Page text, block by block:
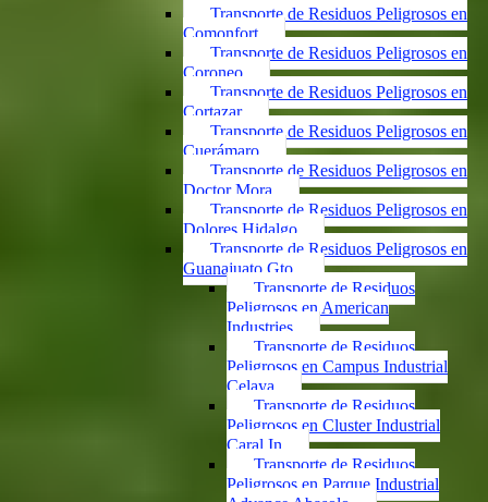
Transporte de Residuos Peligrosos en
Comonfort
Transporte de Residuos Peligrosos en
Coroneo
Transporte de Residuos Peligrosos en
Cortazar
Transporte de Residuos Peligrosos en
Cuerámaro
Transporte de Residuos Peligrosos en
Doctor Mora
Transporte de Residuos Peligrosos en
Dolores Hidalgo
Transporte de Residuos Peligrosos en
Guanajuato Gto.
Transporte de Residuos
Peligrosos en American
Industries
Transporte de Residuos
Peligrosos en Campus Industrial
Celaya
Transporte de Residuos
Peligrosos en Cluster Industrial
Caral In
Transporte de Residuos
Peligrosos en Parque Industrial